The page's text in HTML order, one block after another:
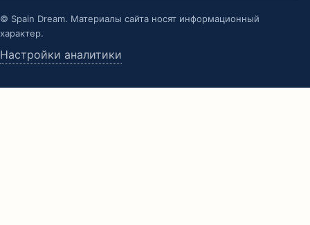
© Spain Dream. Материалы сайта носят информационный
характер.
Настройки аналитики